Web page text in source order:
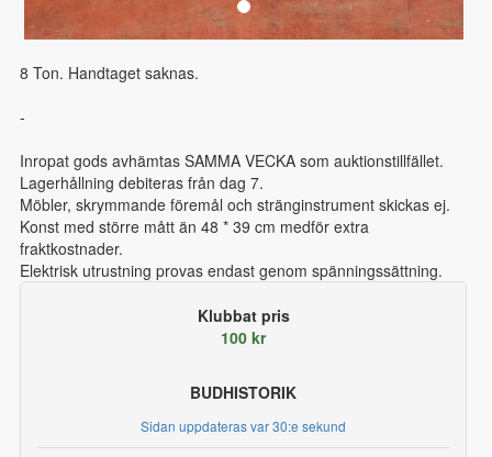
8 Ton. Handtaget saknas.
-
Inropat gods avhämtas SAMMA VECKA som auktionstillfället.
Lagerhållning debiteras från dag 7.
Möbler, skrymmande föremål och stränginstrument skickas ej.
Konst med större mått än 48 * 39 cm medför extra
fraktkostnader.
Elektrisk utrustning provas endast genom spänningssättning.
Klubbat pris
100 kr
BUDHISTORIK
Sidan uppdateras var 30:e sekund